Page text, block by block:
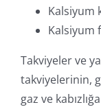
Kalsiyum
Kalsiyum
Takviyeler ve
takviyelerinin,
gaz ve